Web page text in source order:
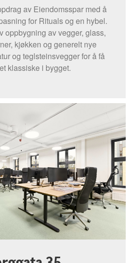
av Eiendomsspar med å
for Rituals og en hybel.
oppbygning av vegger, glass,
kjøkken og generelt nye
og teglsteinsvegger for å få
klassiske i bygget.